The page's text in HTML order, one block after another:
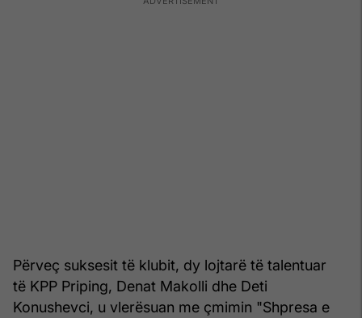
Përveç suksesit të klubit, dy lojtarë të talentuar
të KPP Priping, Denat Makolli dhe Deti
Konushevci, u vlerësuan me çmimin "Shpresa e